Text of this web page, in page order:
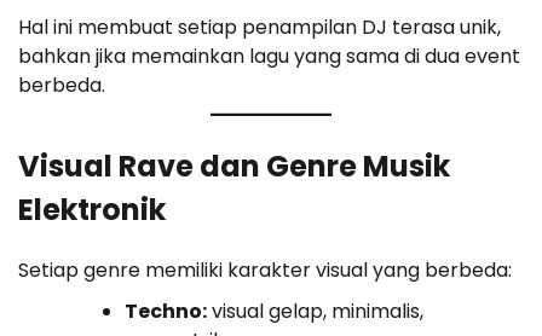
Hal ini membuat setiap penampilan DJ terasa unik,
bahkan jika memainkan lagu yang sama di dua event
berbeda.
Visual Rave dan Genre Musik
Elektronik
Setiap genre memiliki karakter visual yang berbeda:
Techno:visual gelap, minimalis,